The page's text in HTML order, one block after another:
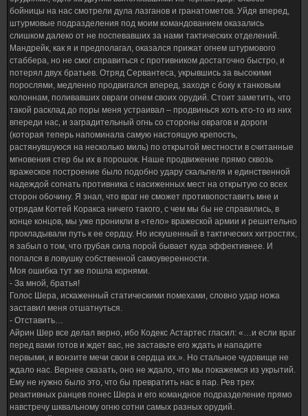
бойницы на нас смотрели дула лазганов и гранатометов. Уйдя вперед,
штурмовые подразделения под моим командованием оказались
слишком далеко от не поспевавших за нами тактических отделений.
Мандрейк, как я и предполагал, оказался прижат огнем штурмового
стаббера, но не смог справиться с противником достаточно быстро, и
потерял двух братьев. Отряд Сервантеса, укрывшись за высокими
порослями, медленно продвигался вперед, заходя с боку к танковым
колоннам, поливавших овраги огнем своих орудий. Стоит заметить, что
такой расклад до поры меня устраивал – продвинься хоть кто-то из них
впереди нас, и заградительный огнь со стороны оврагов и дороги
(которая теперь напоминала самую настоящую крепость,
растянувшуюся на несколько миль) по открытой местности в считанные
мгновения стер бы их в порошок. Наше продвижение прямо сквозь
вражеское построение было подобно удару скальпеля и единственной
надеждой согнать противника с насиженных мест на открытую со всех
сторон обочину. Я знал, что враг не сможет противопоставить мне и
отрядам Когтей Коракса ничего такого, с чем мы бы не справились, в
конце концов, мы уже проникли в «тело» вражеской армии и решительно
прокладывали путь к ее сердцу. Но искушенный в тактических хитростях,
я забыл о том, что грубая сила порой бывает куда эффективнее. И
попался в ловушку собственной самоуверенности.
Моя ошибка тут же пошла корнями.
- За мной, братья!
Голос Шера, искаженный статическими помехами, словно удар ножа
заставил меня отшатнуться.
- Отставить…
Айрин Шер все делал верно, ибо Кодекс Астартес гласил: «…и если враг
перед вами готов и ждет вас, не заставьте его ждать и нападите
первыми, и вонзите мечи свои в сердца их.». Но стальное чудовище не
ждало нас. Вернее сказать, оно не ждало, что мы покажемся из укрытий.
Ему не нужно было это, что бы превратить нас в пар. Рев трех
реактивных ранцев понес Шера и его командное подразделение прямо
навстречу шквальному огню сотни самых разных орудий.